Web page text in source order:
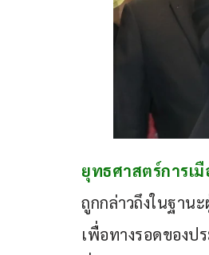
ยุทธศาสตร์การเ
ถูกกล่าวถึงในฐาน
เพื่อทางรอดของป